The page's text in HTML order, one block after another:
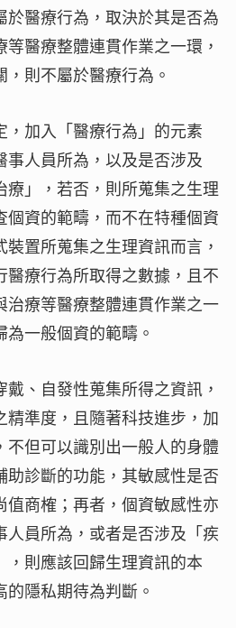
醫療行為，取決於其是否為
醫療整體連貫作業之一環，
則不屬於醫療行為。
，加入「醫療行為」的元素
事人員所為，以及是否涉及
療」，若否，則所蒐集之生理
個資的範疇，而不在特種個資
置所蒐集之生理資訊而言，
醫療行為所取得之數據，且不
治療等醫療整體連貫作業之一
一般個資的範疇。
、自發性蒐集所得之資訊，
準度，且隨著科技進步，加
但可以識別出一般人的身體
診斷的功能，其敏感性是否
商榷；再者，個資敏感性亦
人員所為，或者是否涉及「疾
則應該回歸生理資訊的本
隱私期待為判斷。